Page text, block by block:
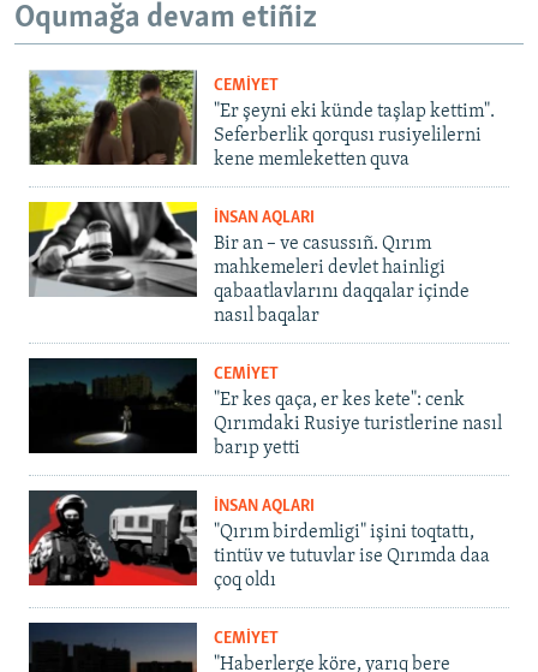
Oqumağa devam etiñiz
CEMİYET
"Er şeyni eki künde taşlap kettim".
Seferberlik qorqusı rusiyelilerni
kene memleketten quva
İNSAN AQLARI
Bir an – ve casussıñ. Qırım
mahkemeleri devlet hainligi
qabaatlavlarını daqqalar içinde
nasıl baqalar
CEMİYET
"Er kes qaça, er kes kete": cenk
Qırımdaki Rusiye turistlerine nasıl
barıp yetti
İNSAN AQLARI
"Qırım birdemligi" işini toqtattı,
tintüv ve tutuvlar ise Qırımda daa
çoq oldı
CEMİYET
"Haberlerge köre, yarıq bere